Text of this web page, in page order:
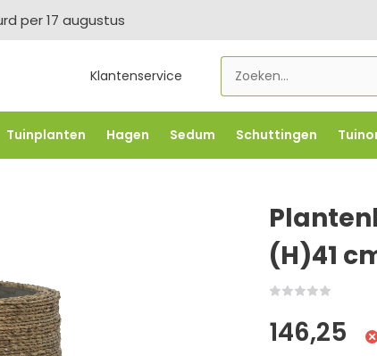
per 17 augustus
Klantenservice
Tuinplanten Hagen Sedum Schuttingen
-5% vanaf €500 -FLOWBO500 -7,5%
(H)41
146,25